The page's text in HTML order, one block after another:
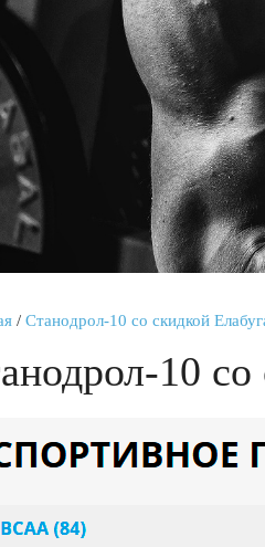
/ Станодрол-10 со скидкой
10 со